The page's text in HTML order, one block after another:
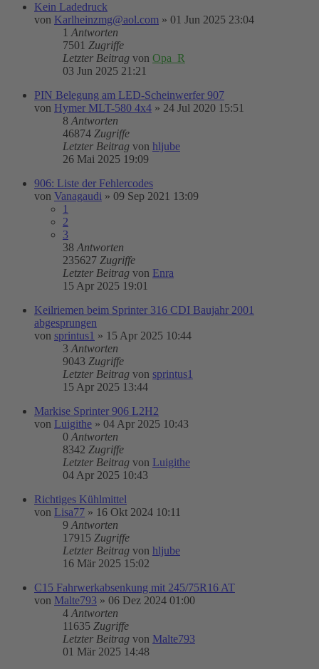
Kein Ladedruck
von Karlheinzmg@aol.com » 01 Jun 2025 23:04
1 Antworten
7501 Zugriffe
Letzter Beitrag von Opa_R
03 Jun 2025 21:21
PIN Belegung am LED-Scheinwerfer 907
von Hymer MLT-580 4x4 » 24 Jul 2020 15:51
8 Antworten
46874 Zugriffe
Letzter Beitrag von hljube
26 Mai 2025 19:09
906: Liste der Fehlercodes
von Vanagaudi » 09 Sep 2021 13:09
1
2
3
38 Antworten
235627 Zugriffe
Letzter Beitrag von Enra
15 Apr 2025 19:01
Keilriemen beim Sprinter 316 CDI Baujahr 2001
abgesprungen
von sprintus1 » 15 Apr 2025 10:44
3 Antworten
9043 Zugriffe
Letzter Beitrag von sprintus1
15 Apr 2025 13:44
Markise Sprinter 906 L2H2
von Luigithe » 04 Apr 2025 10:43
0 Antworten
8342 Zugriffe
Letzter Beitrag von Luigithe
04 Apr 2025 10:43
Richtiges Kühlmittel
von Lisa77 » 16 Okt 2024 10:11
9 Antworten
17915 Zugriffe
Letzter Beitrag von hljube
16 Mär 2025 15:02
C15 Fahrwerkabsenkung mit 245/75R16 AT
von Malte793 » 06 Dez 2024 01:00
4 Antworten
11635 Zugriffe
Letzter Beitrag von Malte793
01 Mär 2025 14:48